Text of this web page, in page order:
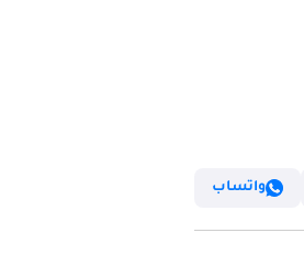
واتساب